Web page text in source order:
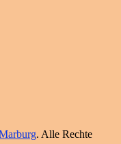
. Alle Rechte